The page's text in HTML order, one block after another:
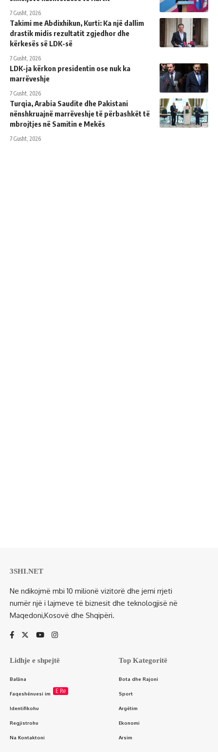
7 Gusht, 2026
Takimi me Abdixhikun, Kurti: Ka një dallim
drastik midis rezultatit zgjedhor dhe
kërkesës së LDK-së
7 Gusht, 2026
LDK-ja kërkon presidentin ose nuk ka
marrëveshje
7 Gusht, 2026
Turqia, Arabia Saudite dhe Pakistani
nënshkruajnë marrëveshje të përbashkët të
mbrojtjes në Samitin e Mekës
7 Gusht, 2026
3SHI.NET
Ne ndikojmë mbi 10 milionë vizitorë dhe jemi rrjeti
numër një i lajmeve të biznesit dhe teknologjisë në
Maqedoni,Kosovë dhe Shqipëri.
Lidhje e shpejtë
Ballina
Faqeshënuesi im E Re
Identifikohu
Regjistrohu
Na Kontaktoni
Top Kategoritë
Bota dhe Rajoni
Sport
Argëtim
Ekonomi
Arsim